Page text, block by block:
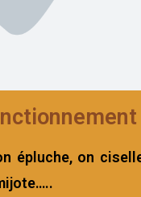
épluche, on